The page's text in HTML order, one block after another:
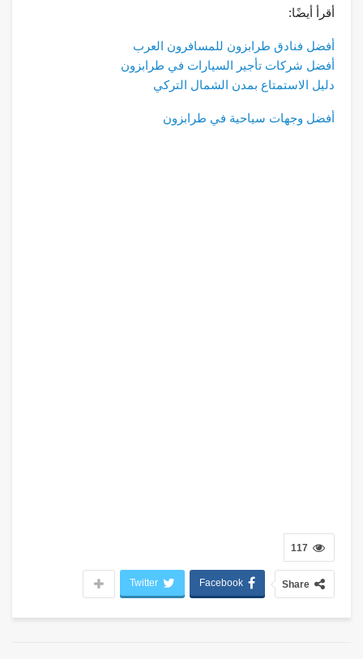
أقرأ أيضًا:
أفضل فنادق طرابزون للمسافرون العرب
أفضل شركات تأجير السيارات في طرابزون
دليل الاستمتاع بمدن الشمال التركي
أفضل وجهات سياحية في طرابزون
117
Share
Facebook
Twitter